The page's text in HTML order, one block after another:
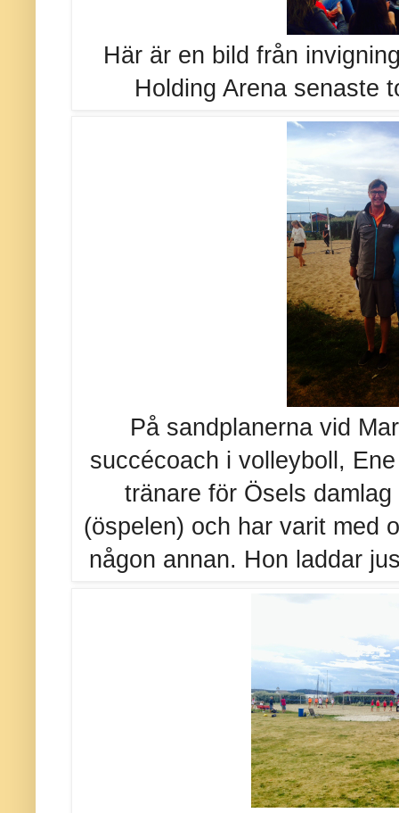
Här är en bild från
Holding Arena senaste
På sandplanerna vid
succécoach i volleyboll,
tränare för Ösels
(öspelen) och har varit med
någon annan. Hon laddar